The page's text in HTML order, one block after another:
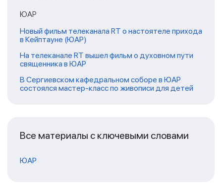
ЮАР
Новый фильм телеканала RT о настоятеле прихода
в Кейптауне (ЮАР)
На телеканале RT вышел фильм о духовном пути
священника в ЮАР
В Сергиевском кафедральном соборе в ЮАР
состоялся мастер-класс по живописи для детей
Все материалы с ключевыми словами
ЮАР